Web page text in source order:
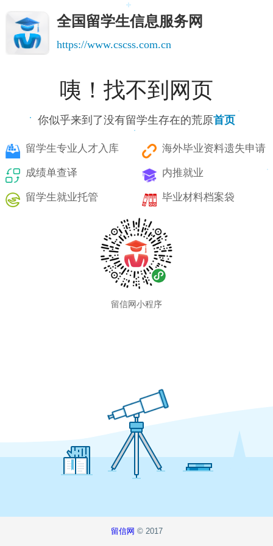
全国留学生信息服务网
https://www.cscss.com.cn
咦！找不到网页
你似乎来到了没有留学生存在的荒原首页
留学生专业人才入库 海外毕业资料遗失申请
成绩单查译 内推就业
留学生就业托管 毕业材料档案袋
留信网小程序
留信网 © 2017